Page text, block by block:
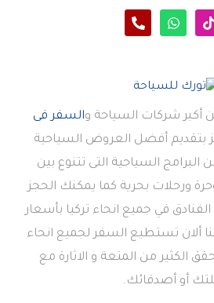
أكبر شركات السياحة والسفر فى
بتقديم أفضل العروض السياحية
السياحية التى تتنوع بين
ورحلات بحرية كما يمكنك الحجز
في جميع انحاء تركيا بأسعار
ألان تستطيع السفر لجميع انحاء
الكثير من المتعة و الاثارة مع
أو أصدقائك.